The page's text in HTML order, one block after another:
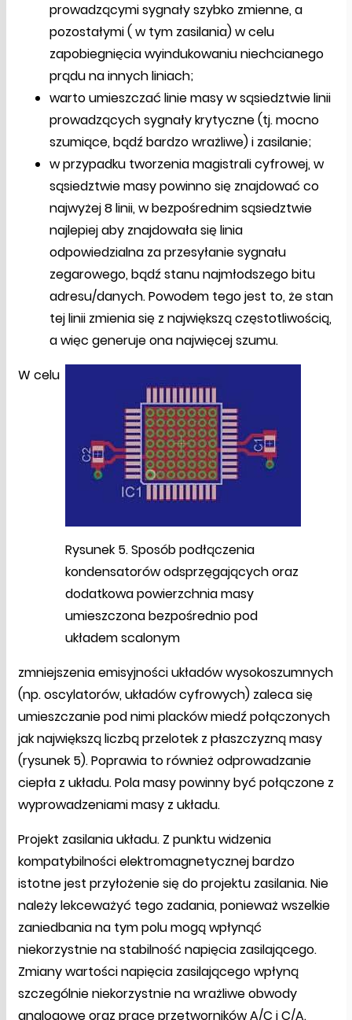
prowadzącymi sygnały szybko zmienne, a
pozostałymi ( w tym zasilania) w celu
zapobiegnięcia wyindukowaniu niechcianego
prądu na innych liniach;
warto umieszczać linie masy w sąsiedztwie linii
prowadzących sygnały krytyczne (tj. mocno
szumiące, bądź bardzo wrażliwe) i zasilanie;
w przypadku tworzenia magistrali cyfrowej, w
sąsiedztwie masy powinno się znajdować co
najwyżej 8 linii, w bezpośrednim sąsiedztwie
najlepiej aby znajdowała się linia
odpowiedzialna za przesyłanie sygnału
zegarowego, bądź stanu najmłodszego bitu
adresu/danych. Powodem tego jest to, że stan
tej linii zmienia się z największą częstotliwością,
a więc generuje ona najwięcej szumu.
Rysunek 5. Sposób podłączenia
kondensatorów odsprzęgających oraz
dodatkowa powierzchnia masy
umieszczona bezpośrednio pod
układem scalonym
W celu
zmniejszenia emisyjności układów wysokoszumnych
(np. oscylatorów, układów cyfrowych) zaleca się
umieszczanie pod nimi placków miedź połączonych
jak największą liczbą przelotek z płaszczyzną masy
(rysunek 5). Poprawia to również odprowadzanie
ciepła z układu. Pola masy powinny być połączone z
wyprowadzeniami masy z układu.
Projekt zasilania układu. Z punktu widzenia
kompatybilności elektromagnetycznej bardzo
istotne jest przyłożenie się do projektu zasilania. Nie
należy lekceważyć tego zadania, ponieważ wszelkie
zaniedbania na tym polu mogą wpłynąć
niekorzystnie na stabilność napięcia zasilającego.
Zmiany wartości napięcia zasilającego wpłyną
szczególnie niekorzystnie na wrażliwe obwody
analogowe oraz pracę przetworników A/C i C/A.